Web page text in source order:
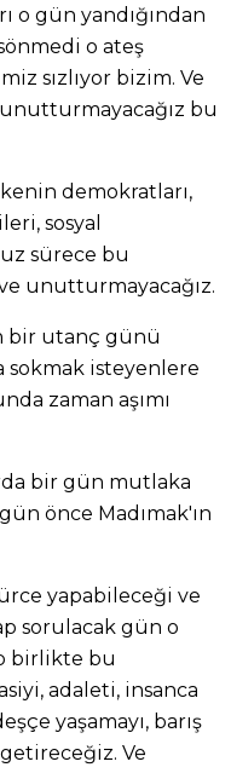
o gün yandığından
o ateş
sızlıyor bizim. Ve
bu
demokratları,
sosyal
sürece bu
unutturmayacağız.
bir utanç günü
sokmak isteyenlere
zaman aşımı
bir gün mutlaka
önce Madımak'ın
yapabileceği ve
sorulacak gün o
birlikte bu
adaleti, insanca
yaşamayı, barış
Ve